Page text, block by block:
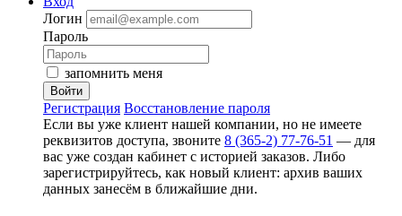
Логин
Пароль
запомнить меня
Войти
Регистрация Восстановление пароля
Если вы уже клиент нашей компании, но не имеете
реквизитов доступа, звоните 8 (365-2) 77-76-51 — для
вас уже создан кабинет с историей заказов. Либо
зарегистрируйтесь, как новый клиент: архив ваших
данных занесём в ближайшие дни.